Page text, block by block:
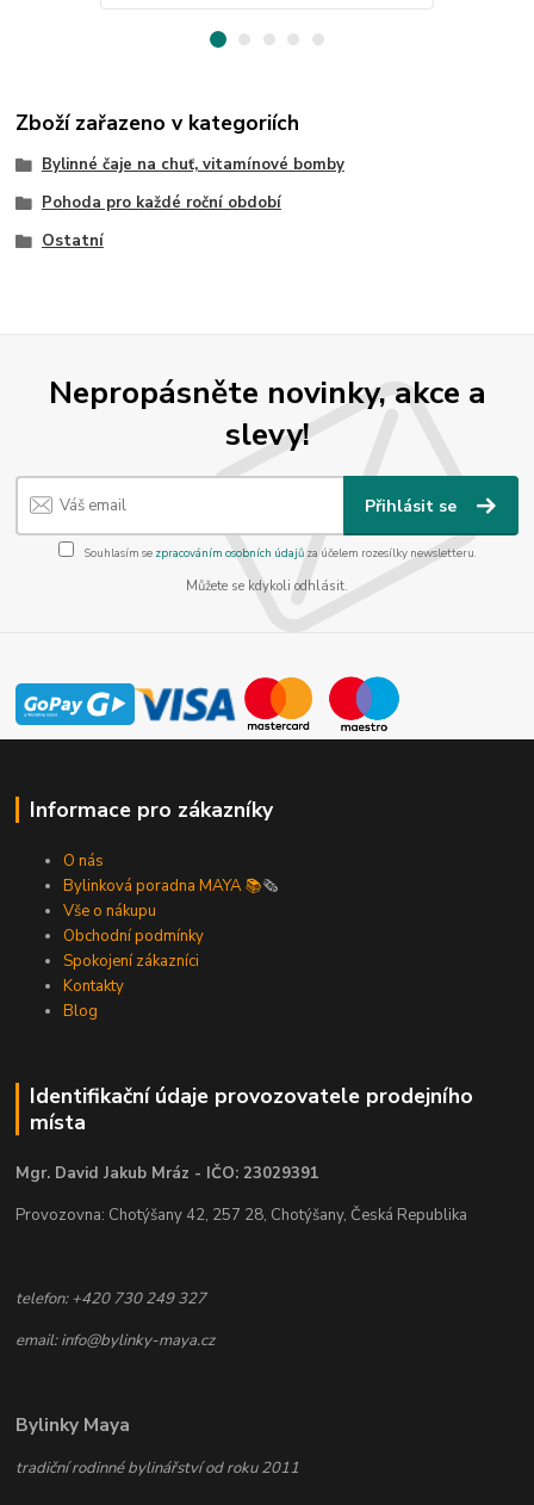
Zboží zařazeno v kategoriích
Bylinné čaje na chuť, vitamínové bomby
Pohoda pro každé roční období
Ostatní
Nepropásněte novinky, akce a
slevy!
Přihlásit se
Souhlasím se zpracováním osobních údajůza účelem rozesílky newsletteru.
Můžete se kdykoli odhlásit.
Informace pro zákazníky
O nás
Bylinková poradna MAYA 📚🗞️
Vše o nákupu
Obchodní podmínky
Spokojení zákazníci
Kontakty
Blog
Identifikační údaje provozovatele prodejního
místa
Mgr. David Jakub Mráz - IČO: 23029391
Provozovna: Chotýšany 42, 257 28, Chotýšany, Česká Republika
telefon: +420 730 249 327
email: info@bylinky-maya.cz
Bylinky Maya
tradiční rodinné bylinářství od roku 2011